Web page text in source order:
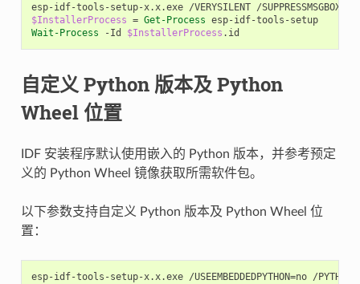
esp-idf-tools-setup-x.x.exe /VERYSILENT /SUPPRESSMSGBOXES
$InstallerProcess = Get-Process esp-idf-tools-setup
Wait-Process
-Id $InstallerProcess . id
自定义 Python 版本及 Python
Wheel 位置
IDF 安装程序默认使用嵌入的 Python 版本，并参考预定
义的 Python Wheel 镜像获取所需软件包。
以下参数支持自定义 Python 版本及 Python Wheel 位
置：